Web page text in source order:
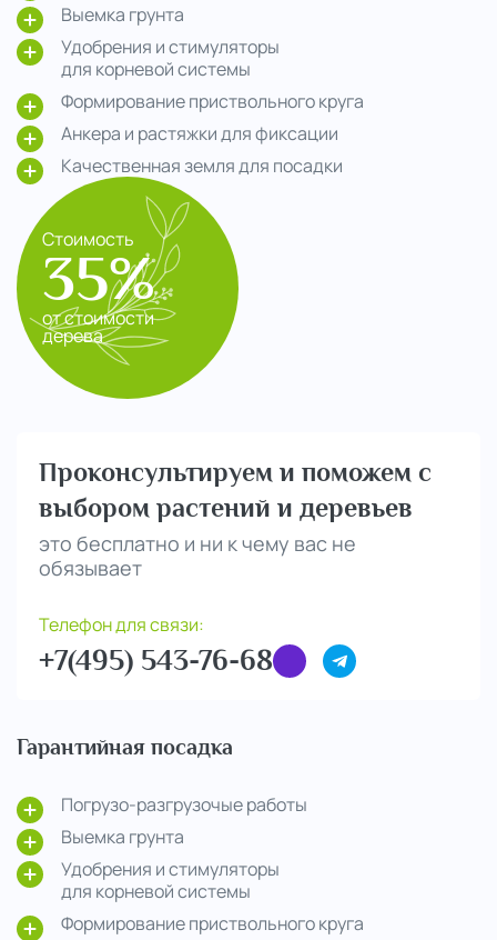
Выемка грунта
Удобрения и стимуляторы
для корневой системы
Формирование приствольного круга
Анкера и растяжки для фиксации
Качественная земля для посадки
Стоимость
35%
от стоимости
дерева
Проконсультируем и поможем с
выбором растений и деревьев
это бесплатно и ни к чему вас не
обязывает
Телефон для связи:
+7(495) 543-76-68
Гарантийная посадка
Погрузо-разгрузочые работы
Выемка грунта
Удобрения и стимуляторы
для корневой системы
Формирование приствольного круга